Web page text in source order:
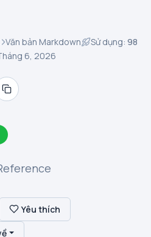
Văn bản Markdown Sử dụng: 98
6, 2026
Yêu thích